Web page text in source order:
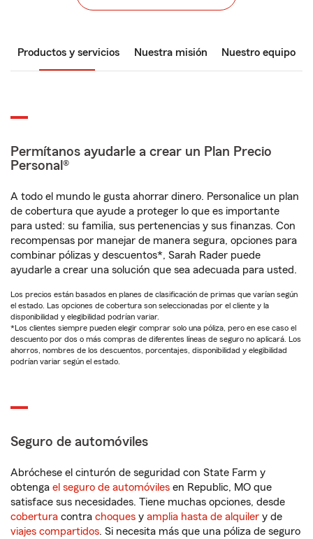
Productos y servicios Nuestra misión Nuestro equipo
Permítanos ayudarle a crear un Plan Precio
Personal®
A todo el mundo le gusta ahorrar dinero. Personalice un plan
de cobertura que ayude a proteger lo que es importante
para usted: su familia, sus pertenencias y sus finanzas. Con
recompensas por manejar de manera segura, opciones para
combinar pólizas y descuentos*, Sarah Rader puede
ayudarle a crear una solución que sea adecuada para usted.
Los precios están basados en planes de clasificación de primas que varían según
el estado. Las opciones de cobertura son seleccionadas por el cliente y la
disponibilidad y elegibilidad podrían variar.
*Los clientes siempre pueden elegir comprar solo una póliza, pero en ese caso el
descuento por dos o más compras de diferentes líneas de seguro no aplicará. Los
ahorros, nombres de los descuentos, porcentajes, disponibilidad y elegibilidad
podrían variar según el estado.
Seguro de automóviles
Abróchese el cinturón de seguridad con State Farm y
obtenga el seguro de automóviles en Republic, MO que
satisface sus necesidades. Tiene muchas opciones, desde
cobertura contra choques y amplia hasta de alquiler y de
viajes compartidos. Si necesita más que una póliza de seguro